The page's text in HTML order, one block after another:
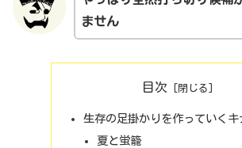
ません
目次
生存の足掛かりを作っていくキ
夏と蛍籠